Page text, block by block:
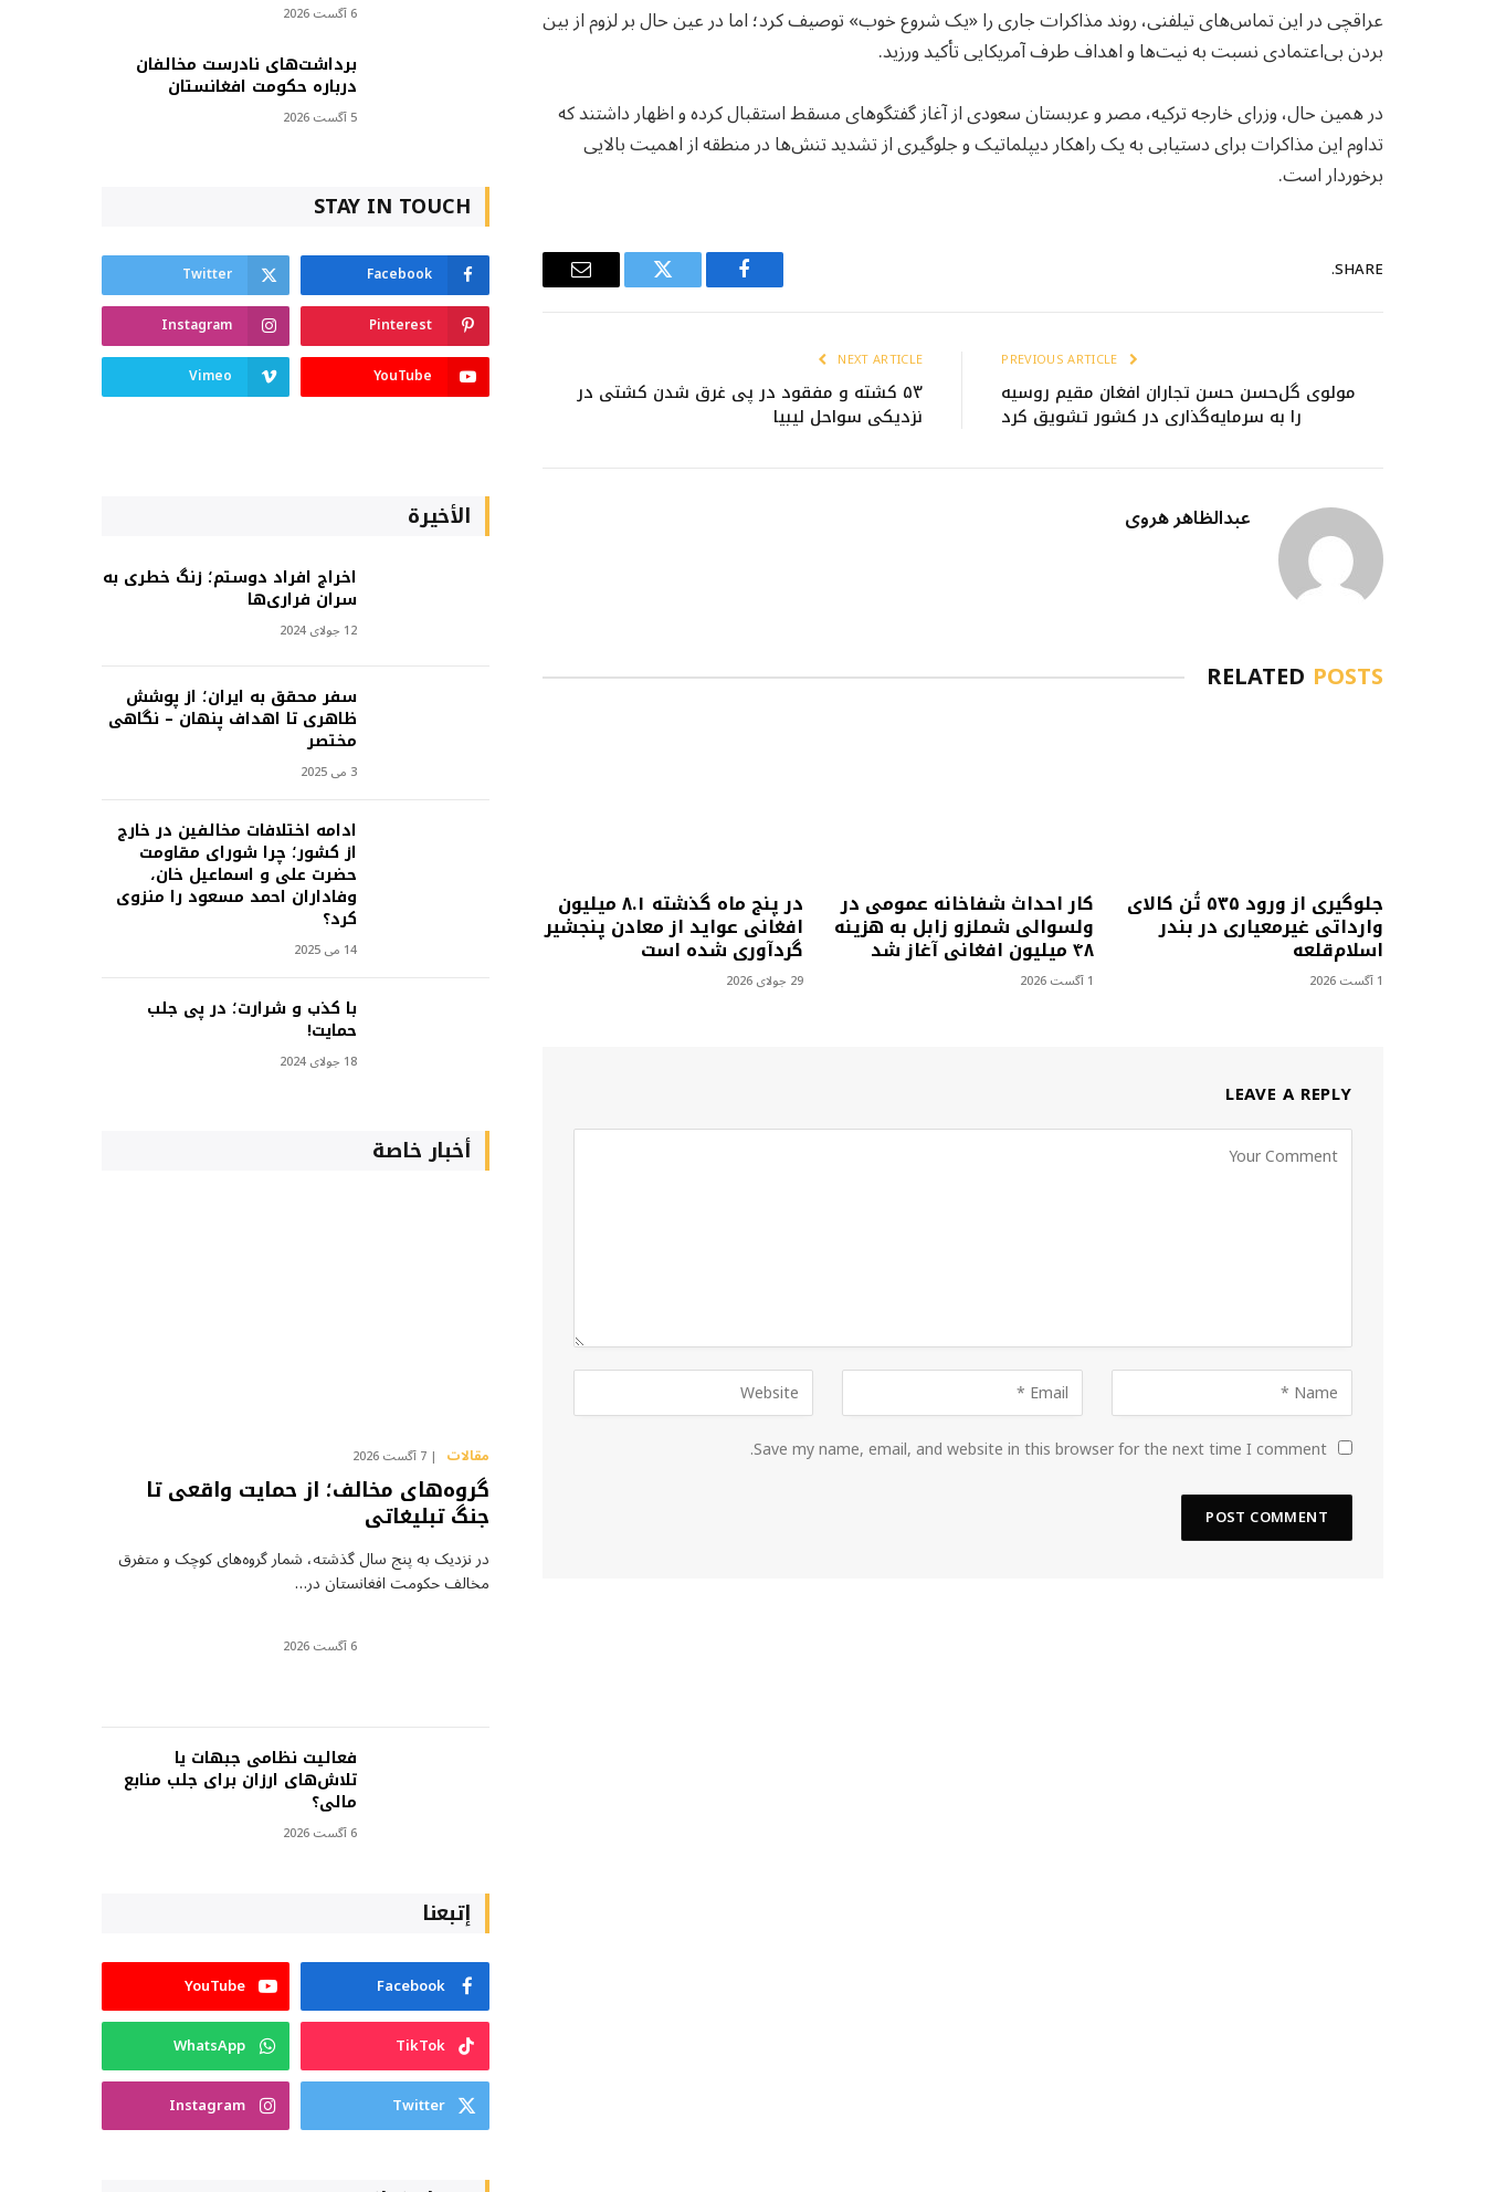
عراقچی در این تماس‌های تیلفنی، روند مذاکرات جاری را «یک شروع خوب» توصیف کرد؛ اما در عین حال بر لزوم از بین
بردن بی‌اعتمادی نسبت به نیت‌ها و اهداف طرف آمریکایی تأکید ورزید.
در همین حال، وزرای خارجه ترکیه، مصر و عربستان سعودی از آغاز گفتگوهای مسقط استقبال کرده و اظهار داشتند که
تداوم این مذاکرات برای دستیابی به یک راهکار دیپلماتیک و جلوگیری از تشدید تنش‌ها در منطقه از اهمیت بالایی
برخوردار است.
SHARE.
Facebook
Twitter
Email
مولوی گل‌حسن حسن تجاران افغان مقیم روسیه
را به سرمایه‌گذاری در کشور تشویق کرد
NEXT ARTICLE
۵۳ کشته و مفقود در پی غرق شدن کشتی در
نزدیکی سواحل لیبیا
عبدالظاهر هروی
RELATED POSTS
جلوگیری از ورود ۵۳۵ تُن کالای
وارداتی غیرمعیاری در بندر
اسلام‌قلعه
1 آگست 2026
کار احداث شفاخانه عمومی در
ولسوالی شملزو زابل به هزینه
۴۸ میلیون افغانی آغاز شد
1 آگست 2026
در پنج ماه گذشته ۸.۱ میلیون
افغانی عواید از معادن پنجشیر
گردآوری شده است
29 جولای 2026
LEAVE A REPLY
Save my name, email, and website in this browser for the next time I comment.
6 آگست 2026
برداشت‌های نادرست مخالفان
درباره حکومت افغانستان
5 آگست 2026
STAY IN TOUCH
Facebook
Twitter
Pinterest
Instagram
YouTube
Vimeo
الأخيرة
اخراج افراد دوستم؛ زنگ خطری به
سران فراری‌ها
12 جولای 2024
سفر محقق به ایران؛ از پوشش
ظاهری تا اهداف پنهان – نگاهی
مختصر
3 می 2025
ادامه اختلافات مخالفین در خارج
از کشور؛ چرا شورای مقاومت
حضرت علی و اسماعیل خان،
وفاداران احمد مسعود را منزوی
کرد؟
14 می 2025
با کذب و شرارت؛ در پی جلب
حمایت!
18 جولای 2024
أخبار خاصة
مقالات 7 آگست 2026
گروه‌های مخالف؛ از حمایت واقعی تا
جنگ تبلیغاتی
در نزدیک به پنج سال گذشته، شمار گروه‌های کوچک و متفرق
مخالف حکومت افغانستان در…
6 آگست 2026
فعالیت نظامی جبهات یا
تلاش‌های ارزان برای جلب منابع
مالی؟
6 آگست 2026
إتبعنا
Facebook
YouTube
TikTok
WhatsApp
Twitter
Instagram